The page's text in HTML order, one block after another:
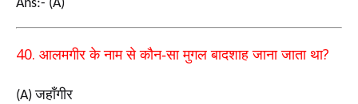
Ans:- (A)
40. आलमगीर के नाम से कौन-सा मुगल बादशाह जाना जाता था?
(A)जहाँगीर